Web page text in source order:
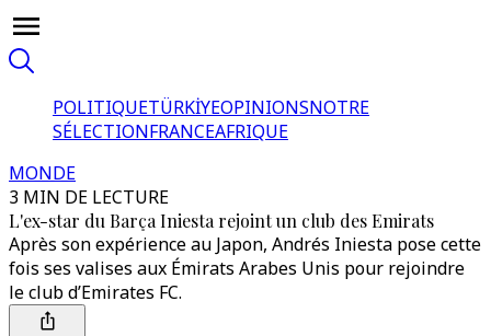
POLITIQUETÜRKİYEOPINIONSNOTRE
SÉLECTIONFRANCEAFRIQUE
MONDE
3 MIN DE LECTURE
L'ex-star du Barça Iniesta rejoint un club des Emirats
Après son expérience au Japon, Andrés Iniesta pose cette
fois ses valises aux Émirats Arabes Unis pour rejoindre
le club d’Emirates FC.